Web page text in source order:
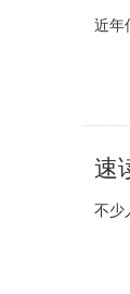
近年
速
不少